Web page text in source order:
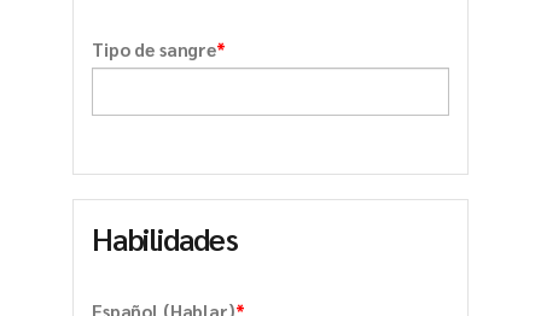
Tipo de sangre*
Habilidades
Español (Hablar)*